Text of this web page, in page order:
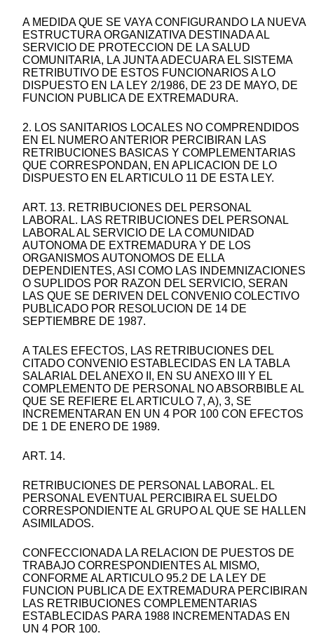
A MEDIDA QUE SE VAYA CONFIGURANDO LA NUEVA
ESTRUCTURA ORGANIZATIVA DESTINADA AL
SERVICIO DE PROTECCION DE LA SALUD
COMUNITARIA, LA JUNTA ADECUARA EL SISTEMA
RETRIBUTIVO DE ESTOS FUNCIONARIOS A LO
DISPUESTO EN LA LEY 2/1986, DE 23 DE MAYO, DE
FUNCION PUBLICA DE EXTREMADURA.
2. LOS SANITARIOS LOCALES NO COMPRENDIDOS
EN EL NUMERO ANTERIOR PERCIBIRAN LAS
RETRIBUCIONES BASICAS Y COMPLEMENTARIAS
QUE CORRESPONDAN, EN APLICACION DE LO
DISPUESTO EN EL ARTICULO 11 DE ESTA LEY.
ART. 13. RETRIBUCIONES DEL PERSONAL
LABORAL. LAS RETRIBUCIONES DEL PERSONAL
LABORAL AL SERVICIO DE LA COMUNIDAD
AUTONOMA DE EXTREMADURA Y DE LOS
ORGANISMOS AUTONOMOS DE ELLA
DEPENDIENTES, ASI COMO LAS INDEMNIZACIONES
O SUPLIDOS POR RAZON DEL SERVICIO, SERAN
LAS QUE SE DERIVEN DEL CONVENIO COLECTIVO
PUBLICADO POR RESOLUCION DE 14 DE
SEPTIEMBRE DE 1987.
A TALES EFECTOS, LAS RETRIBUCIONES DEL
CITADO CONVENIO ESTABLECIDAS EN LA TABLA
SALARIAL DEL ANEXO II, EN SU ANEXO III Y EL
COMPLEMENTO DE PERSONAL NO ABSORBIBLE AL
QUE SE REFIERE EL ARTICULO 7, A), 3, SE
INCREMENTARAN EN UN 4 POR 100 CON EFECTOS
DE 1 DE ENERO DE 1989.
ART. 14.
RETRIBUCIONES DE PERSONAL LABORAL. EL
PERSONAL EVENTUAL PERCIBIRA EL SUELDO
CORRESPONDIENTE AL GRUPO AL QUE SE HALLEN
ASIMILADOS.
CONFECCIONADA LA RELACION DE PUESTOS DE
TRABAJO CORRESPONDIENTES AL MISMO,
CONFORME AL ARTICULO 95.2 DE LA LEY DE
FUNCION PUBLICA DE EXTREMADURA PERCIBIRAN
LAS RETRIBUCIONES COMPLEMENTARIAS
ESTABLECIDAS PARA 1988 INCREMENTADAS EN
UN 4 POR 100.